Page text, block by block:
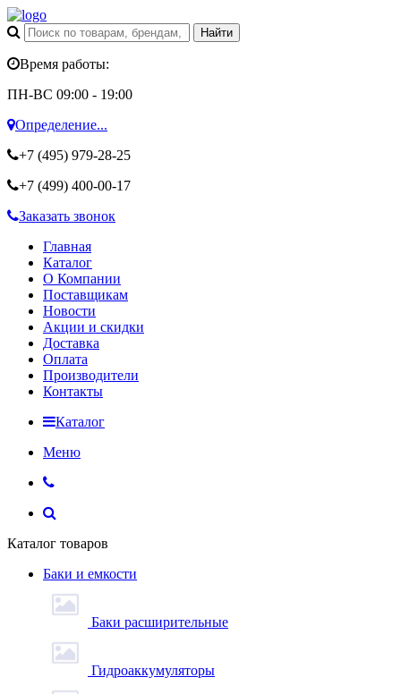
Время работы:
ПН-ВС 09:00 - 19:00
Определение...
+7 (495) 979-28-25
+7 (499) 400-00-17
Заказать звонок
Главная
Каталог
О Компании
Поставщикам
Новости
Акции и скидки
Доставка
Оплата
Производители
Контакты
Каталог
Меню
Каталог товаров
Баки и емкости
Баки расширительные
Гидроаккумуляторы